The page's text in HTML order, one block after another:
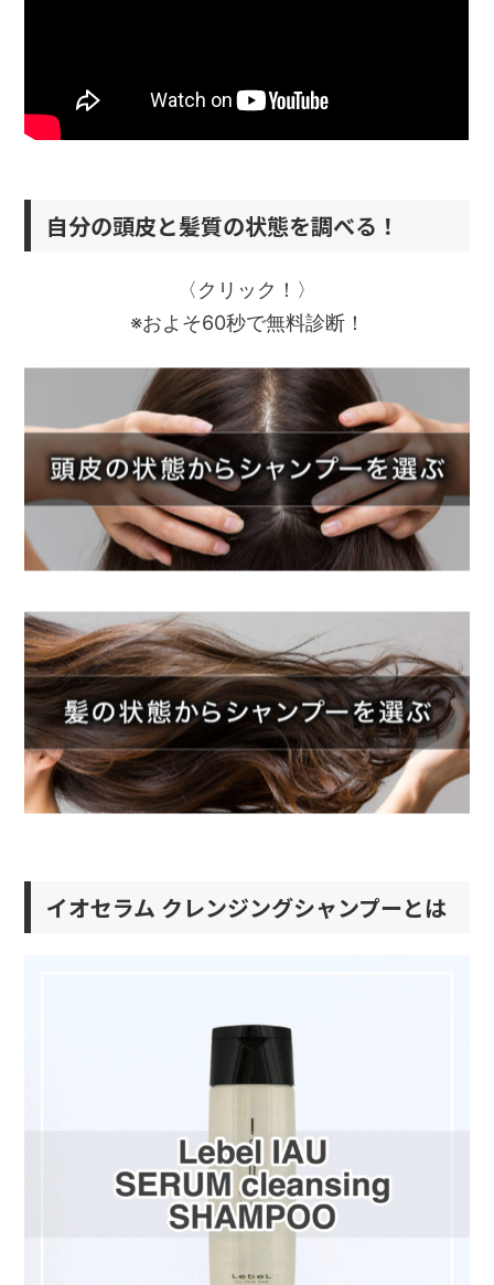
自分の頭皮と髪質の状態を調べる！
〈クリック！〉
※およそ60秒で無料診断！
イオセラム クレンジングシャンプーとは